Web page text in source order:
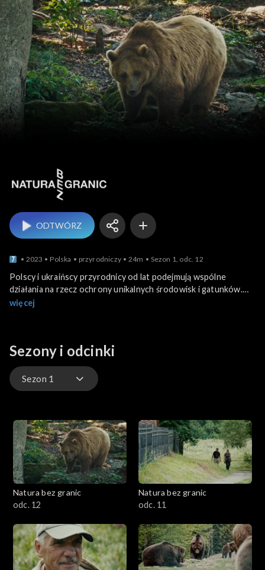
Natura bez granic
ODTWÓRZ
2023 Polska przyrodniczy 24m Sezon 1, odc. 12
Polscy i ukraińscy przyrodnicy od lat podejmują wspólne
działania na rzecz ochrony unikalnych środowisk i gatunków.
Współczesne metody badawcze potwierdzają, że czasami
więcej
Sezony i odcinki
Sezon 1
Sezon 1
Natura bez granic
odc. 12
Natura bez granic
odc. 11